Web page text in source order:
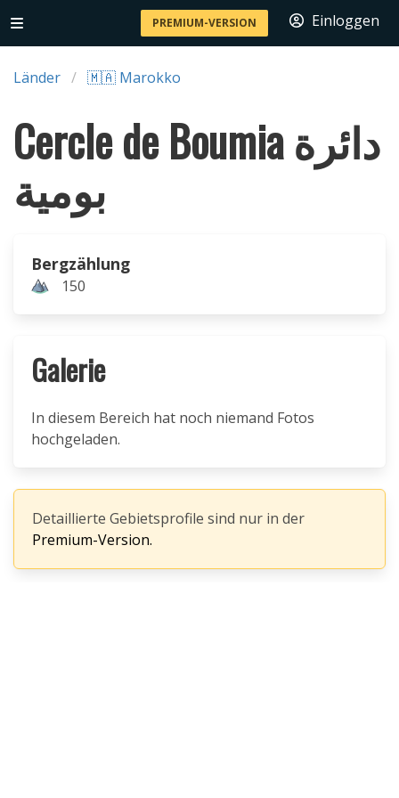
PREMIUM-VERSION Einloggen
Länder 🇲🇦 Marokko
Cercle de Boumia دائرة
بومية
Bergzählung
150
Galerie
In diesem Bereich hat noch niemand Fotos
hochgeladen.
Detaillierte Gebietsprofile sind nur in der
Premium-Version.